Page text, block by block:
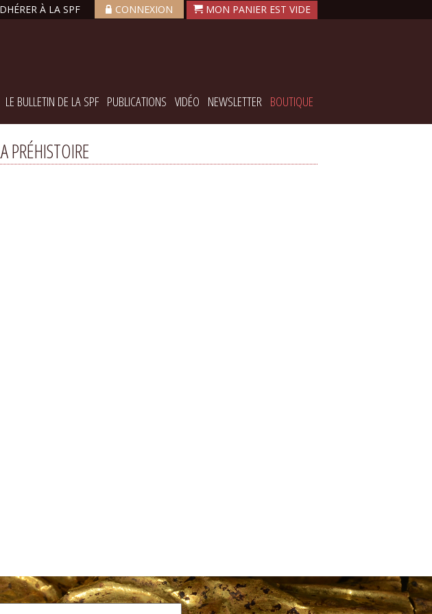
À LA SPF CONNEXION
LE BULLETIN DE LA SPF PUBLICATIONS VIDÉO NEWSLETTER BOUTIQUE
PRÉHISTOIRE